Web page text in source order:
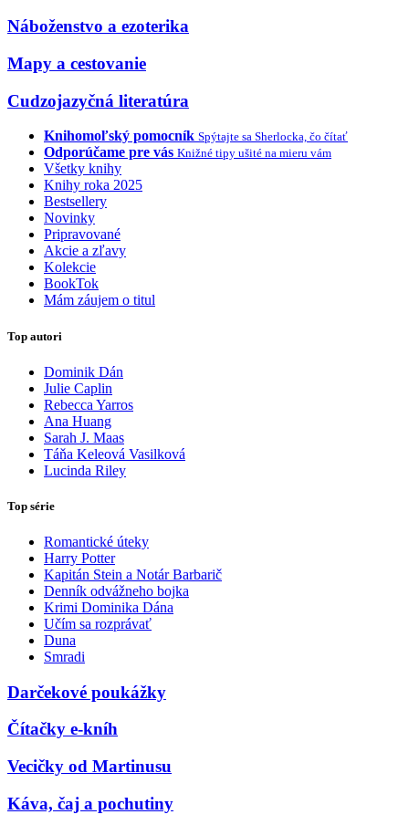
Náboženstvo a ezoterika
Mapy a cestovanie
Cudzojazyčná literatúra
Knihomoľský pomocník Spýtajte sa Sherlocka, čo čítať
Odporúčame pre vás Knižné tipy ušité na mieru vám
Všetky knihy
Knihy roka 2025
Bestsellery
Novinky
Pripravované
Akcie a zľavy
Kolekcie
BookTok
Mám záujem o titul
Top autori
Dominik Dán
Julie Caplin
Rebecca Yarros
Ana Huang
Sarah J. Maas
Táňa Keleová Vasilková
Lucinda Riley
Top série
Romantické úteky
Harry Potter
Kapitán Stein a Notár Barbarič
Denník odvážneho bojka
Krimi Dominika Dána
Učím sa rozprávať
Duna
Smradi
Darčekové poukážky
Čítačky e-kníh
Vecičky od Martinusu
Káva, čaj a pochutiny